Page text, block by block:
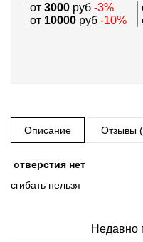
от 3000 руб -3%
от 10000 руб -10%
Описание Отзывы
отверстия нет
сгибать нельзя
Недавно